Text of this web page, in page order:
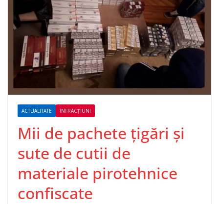
ACTUALITATE INFRACȚIUNI
Mii de pachete țigări și
sute de cutii de
materiale pirotehnice
confiscate